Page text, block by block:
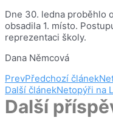
Dne 30. ledna proběhlo
obsadila 1. místo.
reprezentaci školy.
Dana Němcová
PrevPředchozí článek
Další článekNetopýři na
Další